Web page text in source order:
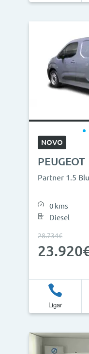
NOVO
PEUGEOT
Partner 1.5
0 kms
Diesel
28.734€
Ligar